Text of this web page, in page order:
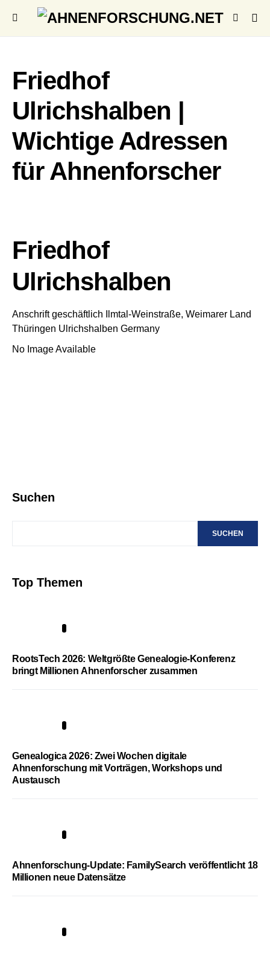
Friedhof
Ulrichshalben |
Wichtige Adressen
für Ahnenforscher
Friedhof
Ulrichshalben
Anschrift geschäftlich
Ilmtal-Weinstraße, Weimarer Land
Thüringen Ulrichshalben Germany
No Image Available
Suchen
SUCHEN
Top Themen
RootsTech 2026: Weltgrößte Genealogie-Konferenz
bringt Millionen Ahnenforscher zusammen
Genealogica 2026: Zwei Wochen digitale
Ahnenforschung mit Vorträgen, Workshops und
Austausch
Ahnenforschung-Update: FamilySearch veröffentlicht 18
Millionen neue Datensätze